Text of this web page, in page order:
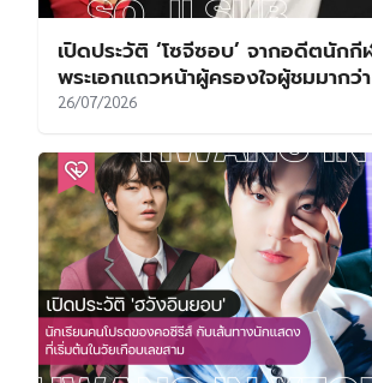
เปิดประวัติ ‘โซจีซอบ’ จากอดีตนักกี
พระเอกแถวหน้าผู้ครองใจผู้ชมมาก
26/07/2026